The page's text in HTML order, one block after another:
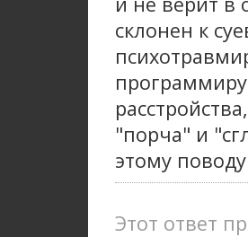
склонен к
"порча" и
этому
Этот ответ